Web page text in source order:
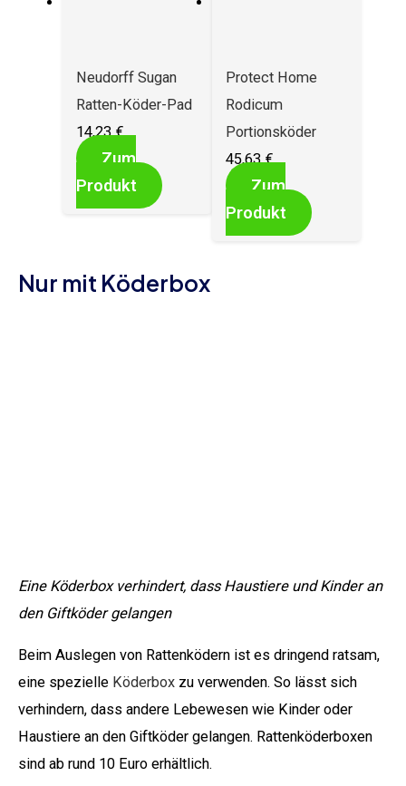
Neudorff Sugan
Ratten-Köder-Pad
14,23€
Zum
Produkt
Protect Home
Rodicum
Portionsköder
45,63€
Zum
Produkt
Nur mit Köderbox
Eine Köderbox verhindert, dass Haustiere und Kinder an
den Giftköder gelangen
Beim Auslegen von Rattenködern ist es dringend ratsam,
eine spezielle Köderbox zu verwenden. So lässt sich
verhindern, dass andere Lebewesen wie Kinder oder
Haustiere an den Giftköder gelangen. Rattenköderboxen
sind ab rund 10 Euro erhältlich.